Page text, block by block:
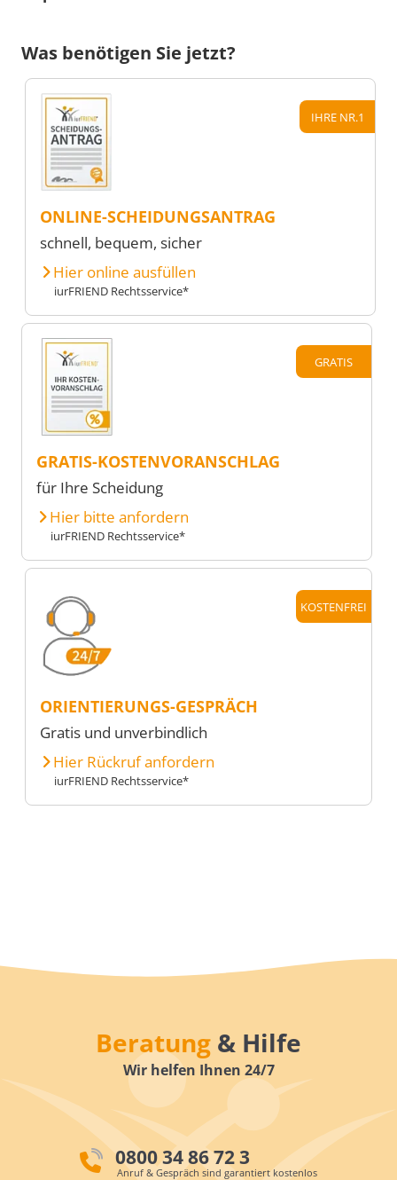
Was benötigen Sie jetzt?
IHRE NR.1
ONLINE-SCHEIDUNGSANTRAG
schnell, bequem, sicher
Hier online ausfüllen
iurFRIEND Rechtsservice*
GRATIS
GRATIS-KOSTENVORANSCHLAG
für Ihre Scheidung
Hier bitte anfordern
iurFRIEND Rechtsservice*
KOSTENFREI
ORIENTIERUNGS-GESPRÄCH
Gratis und unverbindlich
Hier Rückruf anfordern
iurFRIEND Rechtsservice*
Beratung & Hilfe
Wir helfen Ihnen 24/7
0800 34 86 72 3
Anruf & Gespräch sind garantiert kostenlos